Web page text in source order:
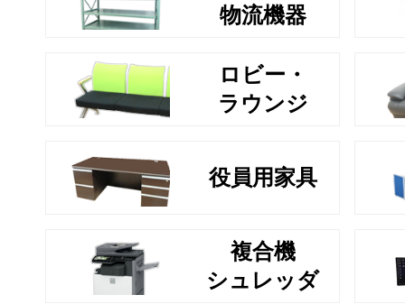
物流機器
ロビー・
ラウンジ
役員用家具
複合機
シュレッダ